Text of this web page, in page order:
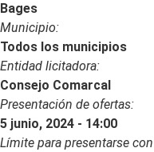
Bages
Municipio:
Todos los municipios
Entidad licitadora:
Consejo Comarcal
Presentación de ofertas:
5 junio, 2024 - 14:00
Límite para presentarse